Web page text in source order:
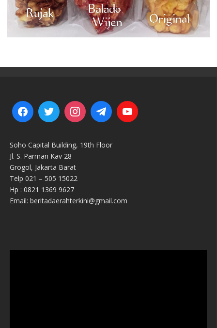
Soho Capital Building, 19th Floor
Jl. S. Parman Kav 28
Grogol, Jakarta Barat
Telp 021 – 505 15022
Hp : 0821 1369 9627
Email: beritadaerahterkini@gmail.com